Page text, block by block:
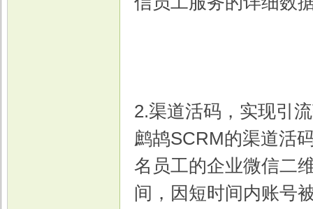
2.渠道活码，实现引
鹧鸪SCRM的渠道活
名员工的企业微信二
间，因短时间内账号